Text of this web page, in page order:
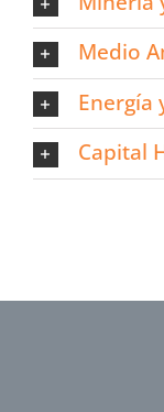
Medio
Energía
Capital